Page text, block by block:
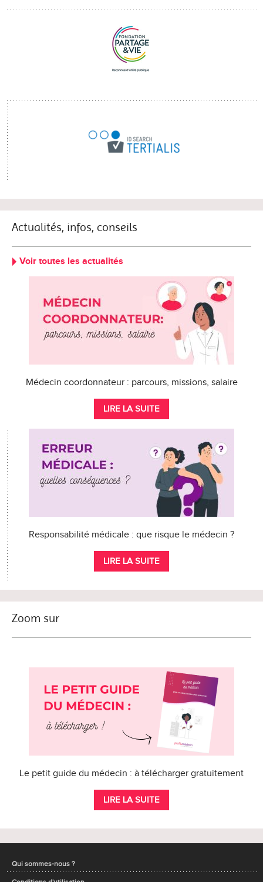
Actualités, infos, conseils
Voir toutes les actualités
Médecin coordonnateur : parcours, missions, salaire
LIRE LA SUITE
Responsabilité médicale : que risque le médecin ?
LIRE LA SUITE
Zoom sur
Le petit guide du médecin : à télécharger gratuitement
LIRE LA SUITE
Qui sommes-nous ?